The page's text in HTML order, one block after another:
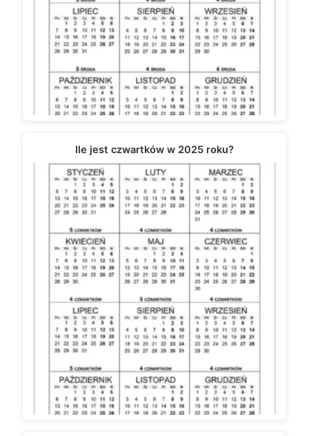
Ile jest czwartków w 2025 roku?